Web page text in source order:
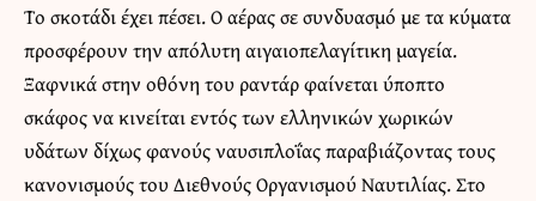
Το σκοτάδι έχει πέσει. Ο αέρας σε συνδυασμό με τα κύματα
προσφέρουν την απόλυτη αιγαιοπελαγίτικη μαγεία.
Ξαφνικά στην οθόνη του ραντάρ φαίνεται ύποπτο
σκάφος να κινείται εντός των ελληνικών χωρικών
υδάτων δίχως φανούς ναυσιπλοΐας παραβιάζοντας τους
κανονισμούς του Διεθνούς Οργανισμού Ναυτιλίας. Στο